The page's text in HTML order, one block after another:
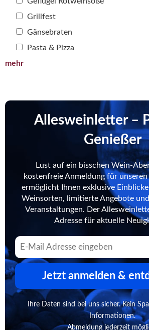
Grillfest
Gänsebraten
Pasta & Pizza
mehr
Allesweinletter –
Genießer
Lust auf ein bisschen Wein-
kostenfreie Anmeldung für
ermöglicht Ihnen exklusive
Weinsorten, limitierte Angebote
Veranstaltungen. Der
Adresse für aktuelle
Jetzt anmelden &
Ihre Daten sind bei uns sicher. Kein
Informationen.
Abmeldung jederzeit